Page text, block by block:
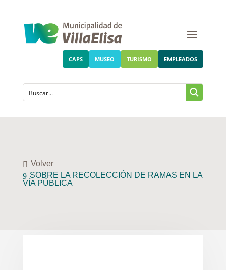
CAPS MUSEO TURISMO EMPLEADOS
Volver
SOBRE LA RECOLECCIÓN DE RAMAS EN LA
VÍA PÚBLICA